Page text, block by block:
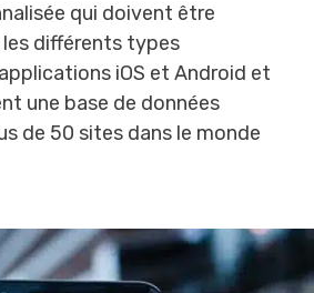
qui doivent être
différents types
iOS et Android et
une base de données
de 50 sites dans le monde